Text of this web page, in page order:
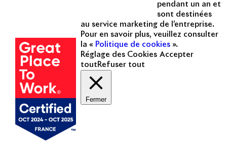
pendant un an et
sont destinées
au service marketing de l’entreprise.
Pour en savoir plus, veuillez consulter
la « Politique de cookies ».
Réglage des Cookies Accepter
tout Refuser tout
Fermer